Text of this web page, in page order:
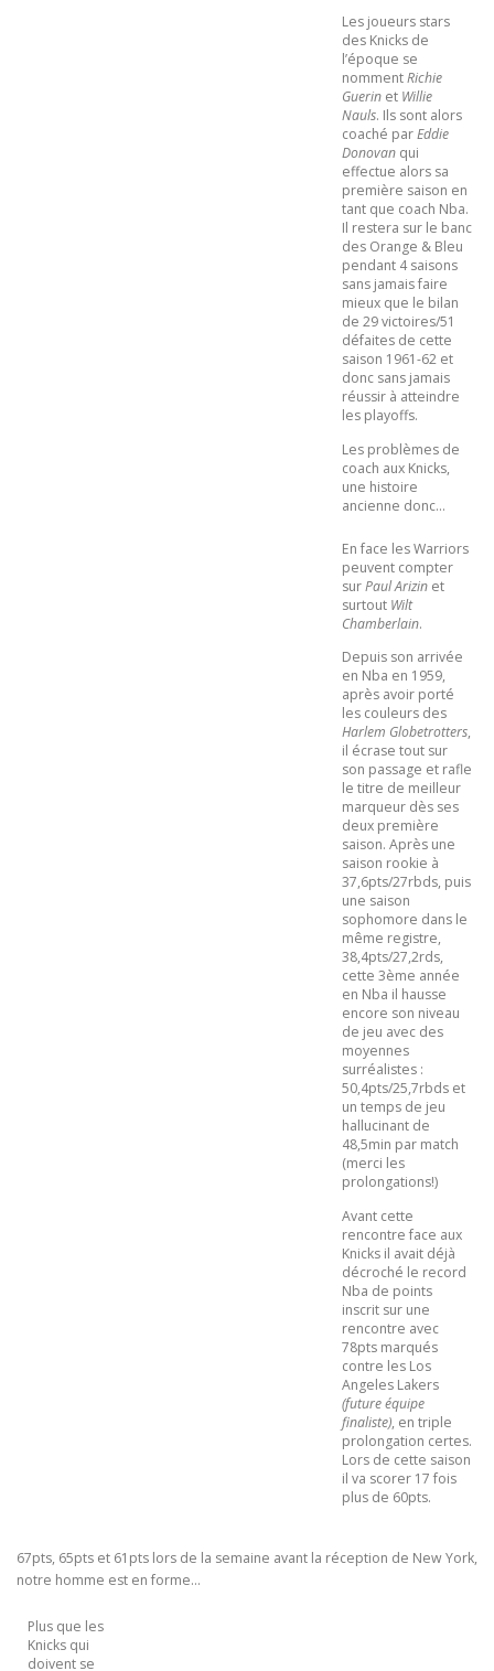
Les joueurs stars
des Knicks de
l’époque se
nommentRichie
Guerin et Willie
Nauls. Ils sont alors
coaché parEddie
Donovan qui
effectue alors sa
première saison en
tant que coach Nba.
Il restera sur le banc
des Orange & Bleu
pendant 4 saisons
sans jamais faire
mieux que le bilan
de 29 victoires/51
défaites de cette
saison 1961-62 et
donc sans jamais
réussir à atteindre
les playoffs.
Les problèmes de
coach aux Knicks,
une histoire
ancienne donc…
En face les Warriors
peuvent compter
surPaul Arizin et
surtout Wilt
Chamberlain.
Depuis son arrivée
en Nba en 1959,
après avoir porté
les couleurs des
Harlem Globetrotters,
il écrase tout sur
son passage et rafle
le titre de meilleur
marqueur dès ses
deux première
saison. Après une
saison rookie à
37,6pts/27rbds, puis
une saison
sophomore dans le
même registre,
38,4pts/27,2rds,
cette 3ème année
en Nba il hausse
encore son niveau
de jeu avec des
moyennes
surréalistes :
50,4pts/25,7rbds et
un temps de jeu
hallucinant de
48,5min par match
(merci les
prolongations!)
Avant cette
rencontre face aux
Knicks il avait déjà
décroché le record
Nba de points
inscrit sur une
rencontre avec
78pts marqués
contre les Los
Angeles Lakers
(future équipe
finaliste), en triple
prolongation certes.
Lors de cette saison
il va scorer 17 fois
plus de 60pts.
67pts, 65pts et 61pts lors de la semaine avant la réception de New York,
notre homme est en forme…
Plus que les
Knicks qui
doivent se